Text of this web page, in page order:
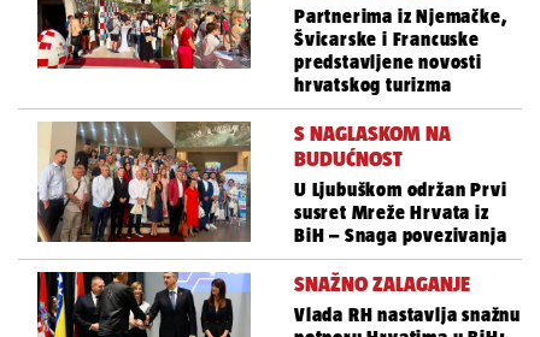
Partnerima iz Njemačke,
Švicarske i Francuske
predstavljene novosti
hrvatskog turizma
S NAGLASKOM NA
BUDUĆNOST
U Ljubuškom održan Prvi
susret Mreže Hrvata iz
BiH – Snaga povezivanja
SNAŽNO ZALAGANJE
Vlada RH nastavlja snažnu